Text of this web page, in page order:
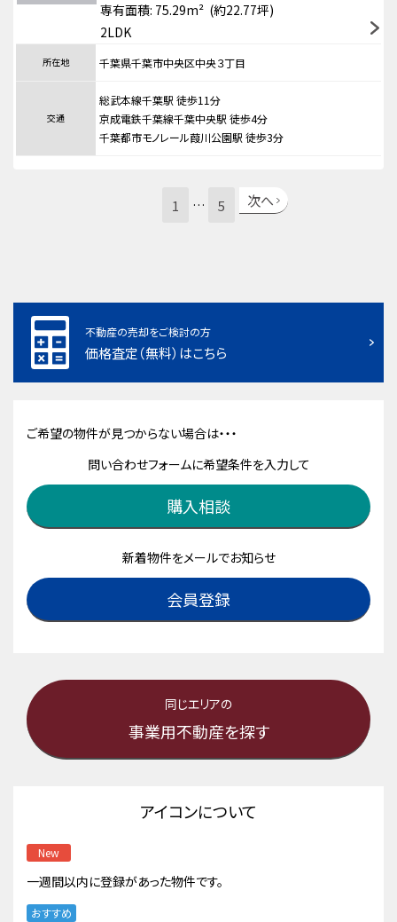
専有面積: 75.29m² (約22.77坪)
2LDK
所在地 千葉県千葉市中央区中央３丁目
交通
総武本線千葉駅 徒歩11分
京成電鉄千葉線千葉中央駅 徒歩4分
千葉都市モノレール葭川公園駅 徒歩3分
1 … 5 次へ
不動産の売却をご検討の方
価格査定（無料）はこちら
ご希望の物件が見つからない場合は・・・
問い合わせフォームに希望条件を入力して
購入相談
新着物件をメールでお知らせ
会員登録
同じエリアの
事業用不動産を探す
アイコンについて
New
一週間以内に登録があった物件です。
おすすめ